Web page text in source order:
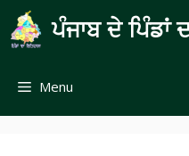
Skip
to
content
ਪੰਜਾਬ ਦੇ ਪਿੰਡਾਂ
Menu